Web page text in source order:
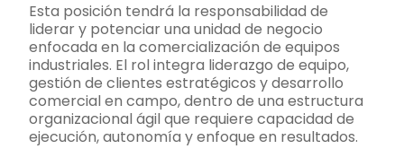
Esta posición tendrá la responsabilidad de
liderar y potenciar una unidad de negocio
enfocada en la comercialización de equipos
industriales. El rol integra liderazgo de equipo,
gestión de clientes estratégicos y desarrollo
comercial en campo, dentro de una estructura
organizacional ágil que requiere capacidad de
ejecución, autonomía y enfoque en resultados.